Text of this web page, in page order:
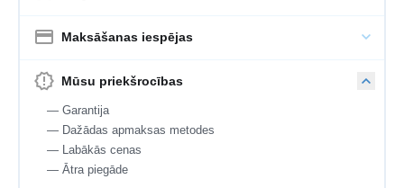
Maksāšanas iespējas
Mūsu priekšrocības
— Garantija
— Dažādas apmaksas metodes
— Labākās cenas
— Ātra piegāde